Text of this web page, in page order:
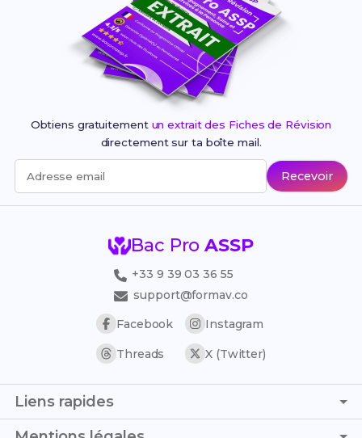
Obtiens gratuitement un extrait des Fiches de Révision
directement sur ta boîte mail.
Adresse email Recevoir
Bac Pro ASSP
+33 9 39 03 36 55
support@formav.co
Facebook
Instagram
Threads X (Twitter)
Liens rapides
Page d'accueil